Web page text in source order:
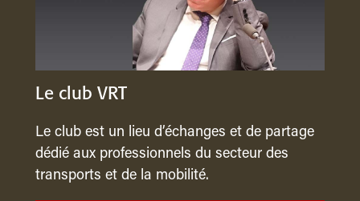
Le club VRT
Le club est un lieu d’échanges et de partage
dédié aux professionnels du secteur des
transports et de la mobilité.